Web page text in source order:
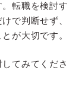
転職を検討す
で判断せず、
が大切です。
てみてくださ